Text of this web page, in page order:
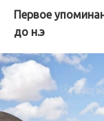
Первое
до н.э